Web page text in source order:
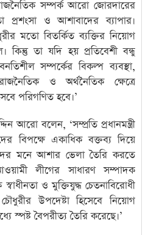
সম্পর্ক আরো জোরদারের
ও আশাবাদের ব্যাপার।
মতো বিতর্কিত ব্যক্তির নিয়োগ
কিন্তু তা যদি হয় প্রতিবেশী বন্ধু
সম্পর্কের বিকল্প ব্যবস্থা,
ও অর্থনৈতিক ক্ষেত্রে
পরিগণিত হবে।’
বলেন, ‘সম্প্রতি প্রধানমন্ত্রী
বিপক্ষে একাধিক বক্তব্য দিয়ে
মনে আশার ভেলা তৈরি করতে
লীগের সাধারণ সম্পাদক
ও মুক্তিযুদ্ধ চেতনাবিরোধী
উপদেষ্টা হিসেবে নিয়োগ
স্পষ্ট বৈপরীত্য তৈরি করেছে।’